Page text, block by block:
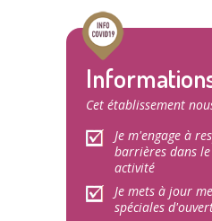
Cet établissement
Je m'engage à
barrières dans
activité
Je mets à jour
spéciales